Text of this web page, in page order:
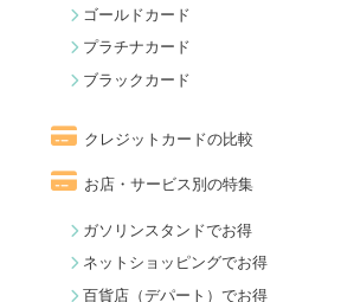
ゴールドカード
プラチナカード
ブラックカード
クレジットカードの比較
お店・サービス別の特集
ガソリンスタンドでお得
ネットショッピングでお得
百貨店（デパート）でお得